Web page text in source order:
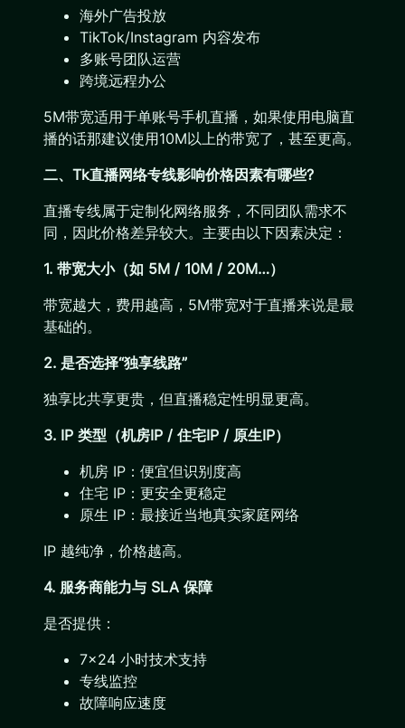
海外广告投放
TikTok/Instagram 内容发布
多账号团队运营
跨境远程办公
5M带宽适用于单账号手机直播，如果使用电脑直
播的话那建议使用10M以上的带宽了，甚至更高。
二、Tk直播网络专线影响价格因素有哪些?
直播专线属于定制化网络服务，不同团队需求不
同，因此价格差异较大。主要由以下因素决定：
1. 带宽大小（如 5M / 10M / 20M…）
带宽越大，费用越高，5M带宽对于直播来说是最
基础的。
2. 是否选择“独享线路”
独享比共享更贵，但直播稳定性明显更高。
3. IP 类型（机房IP / 住宅IP / 原生IP）
机房 IP：便宜但识别度高
住宅 IP：更安全更稳定
原生 IP：最接近当地真实家庭网络
IP 越纯净，价格越高。
4. 服务商能力与 SLA 保障
是否提供：
7×24 小时技术支持
专线监控
故障响应速度